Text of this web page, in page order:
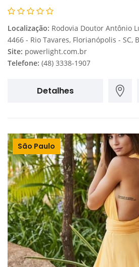
Localização: Rodovia Doutor Antônio
4466 - Rio Tavares, Florianópolis - SC,
Site: powerlight.com.br
Telefone: (48) 3338-1907
Detalhes
São Paulo